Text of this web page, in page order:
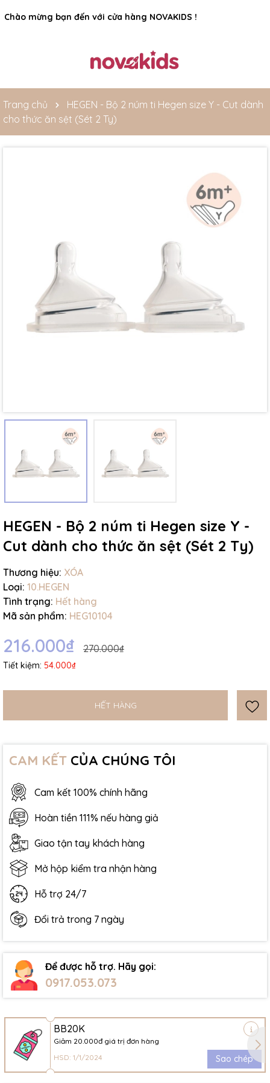
Chào mừng bạn đến với cửa hàng NOVAKIDS !
Rất nhiều ưu đãi và chương trình khuyến mãi đang chờ đợi
bạn
Trang chủ
HEGEN - Bộ 2 núm ti Hegen size Y - Cut dành
cho thức ăn sệt (Sét 2 Ty)
HEGEN - Bộ 2 núm ti Hegen size Y -
Cut dành cho thức ăn sệt (Sét 2 Ty)
Thương hiệu: XÓA
Loại: 10.HEGEN
Tình trạng: Hết hàng
Mã sản phẩm: HEG10104
216.000₫ 270.000₫
Tiết kiệm: 54.000₫
HẾT HÀNG
CAM KẾT CỦA CHÚNG TÔI
Cam kết 100% chính hãng
Hoàn tiền 111% nếu hàng giả
Giao tận tay khách hàng
Mở hộp kiểm tra nhận hàng
Hỗ trợ 24/7
Đổi trả trong 7 ngày
Để được hỗ trợ. Hãy gọi:
0917.053.073
BB20K
Giảm 20.000đ giá trị đơn hàng
HSD: 1/1/2024
Sao chép
Mã giảm giá:
Ngày hết hạn: